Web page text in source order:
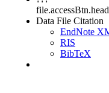
Data File Citation
EndNote
RIS
BibTeX